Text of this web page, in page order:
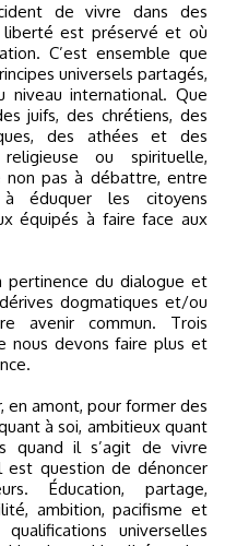
de vivre dans des
liberté est préservé et où
C’est ensemble que
universels partagés,
niveau international. Que
juifs, des chrétiens, des
des athées et des
ou spirituelle,
pas à débattre, entre
à éduquer les citoyens
équipés à faire face aux
pertinence du dialogue et
dogmatiques et/ou
avenir commun. Trois
nous devons faire plus et
en amont, pour former des
à soi, ambitieux quant
quand il s’agit de vivre
est question de dénoncer
Éducation, partage,
ambition, pacifisme et
universelles